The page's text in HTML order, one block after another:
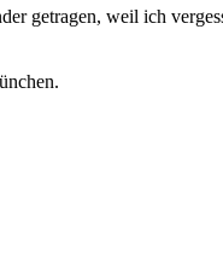
getragen, weil ich